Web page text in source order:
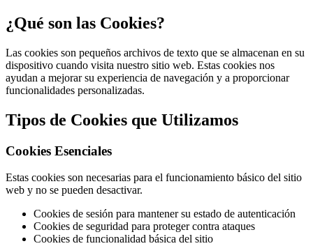
¿Qué son las Cookies?
Las cookies son pequeños archivos de texto que se almacenan en su
dispositivo cuando visita nuestro sitio web. Estas cookies nos
ayudan a mejorar su experiencia de navegación y a proporcionar
funcionalidades personalizadas.
Tipos de Cookies que Utilizamos
Cookies Esenciales
Estas cookies son necesarias para el funcionamiento básico del sitio
web y no se pueden desactivar.
Cookies de sesión para mantener su estado de autenticación
Cookies de seguridad para proteger contra ataques
Cookies de funcionalidad básica del sitio